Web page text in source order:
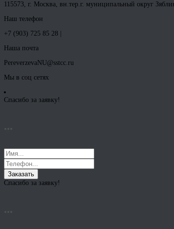
115573, г. Москва, вн.тер.г. муниципальный округ
Наш телефон
+7 (903) 725 85 28 |
Наша почта
PereverzevaNU@sstcc.ru
Мы в соц сетях
Спасибо за заявку!
...
Заказать
Спасибо за заявку!
...